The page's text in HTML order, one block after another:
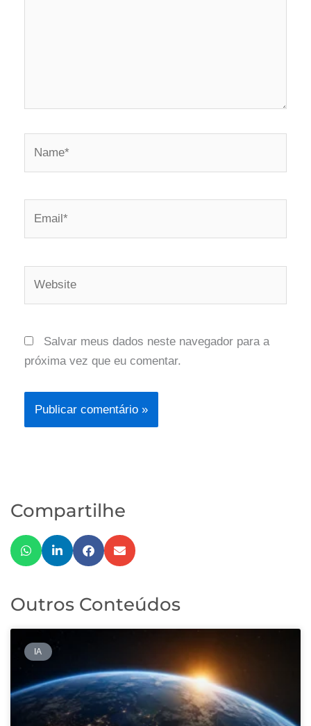
Salvar meus dados neste navegador para a
próxima vez que eu comentar.
Compartilhe
Outros Conteúdos
IA